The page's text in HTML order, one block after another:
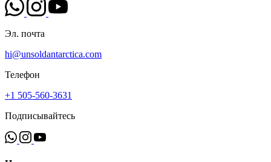
Эл. почта
hi@unsoldantarctica.com
Телефон
+1 505-560-3631
Подписывайтесь